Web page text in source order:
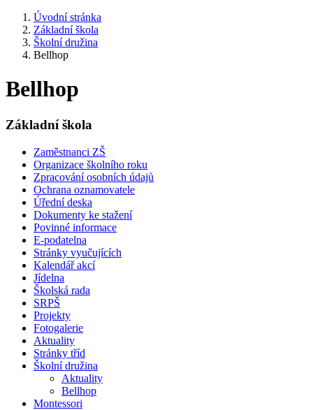
Úvodní stránka
Základní škola
Školní družina
Bellhop
Bellhop
Základní škola
Zaměstnanci ZŠ
Organizace školního roku
Zpracování osobních údajů
Ochrana oznamovatele
Úřední deska
Dokumenty ke stažení
Povinné informace
E-podatelna
Stránky vyučujících
Kalendář akcí
Jídelna
Školská rada
SRPŠ
Projekty
Fotogalerie
Aktuality
Stránky tříd
Školní družina
Aktuality
Bellhop
Montessori